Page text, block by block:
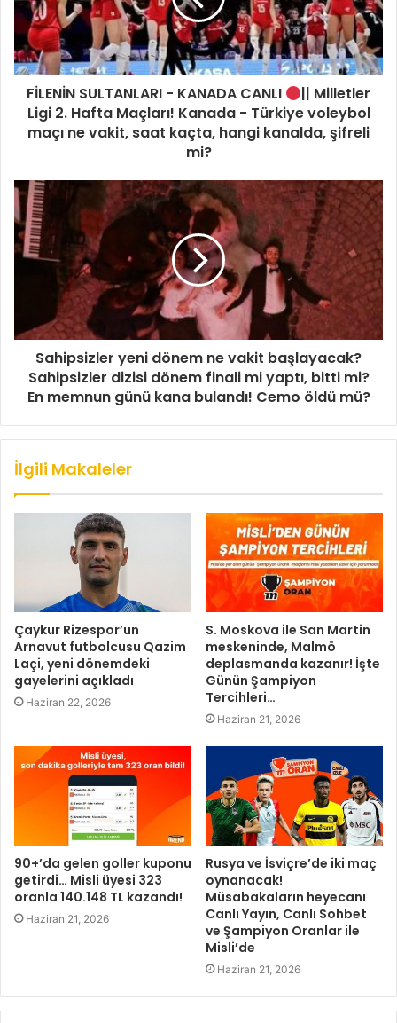
FİLENİN SULTANLARI - KANADA CANLI
|| Milletler
Ligi 2. Hafta Maçları! Kanada - Türkiye voleybol
maçı ne vakit, saat kaçta, hangi kanalda, şifreli
mi?
Sahipsizler yeni dönem ne vakit başlayacak?
Sahipsizler dizisi dönem finali mi yaptı, bitti mi?
En memnun günü kana bulandı! Cemo öldü mü?
İlgili Makaleler
Çaykur Rizespor’un
Arnavut futbolcusu Qazim
Laçi, yeni dönemdeki
gayelerini açıkladı
Haziran 22, 2026
S. Moskova ile San Martin
meskeninde, Malmö
deplasmanda kazanır! İşte
Günün Şampiyon
Tercihleri…
Haziran 21, 2026
90+’da gelen goller kuponu
getirdi… Misli üyesi 323
oranla 140.148 TL kazandı!
Haziran 21, 2026
Rusya ve İsviçre’de iki maç
oynanacak!
Müsabakaların heyecanı
Canlı Yayın, Canlı Sohbet
ve Şampiyon Oranlar ile
Misli’de
Haziran 21, 2026